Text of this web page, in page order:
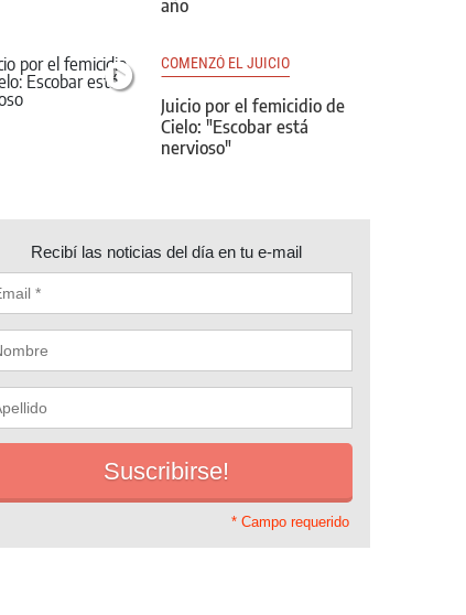
año
COMENZÓ EL JUICIO
Juicio por el femicidio de
Cielo: "Escobar está
nervioso"
Recibí las noticias del día en tu e-mail
* Campo requerido